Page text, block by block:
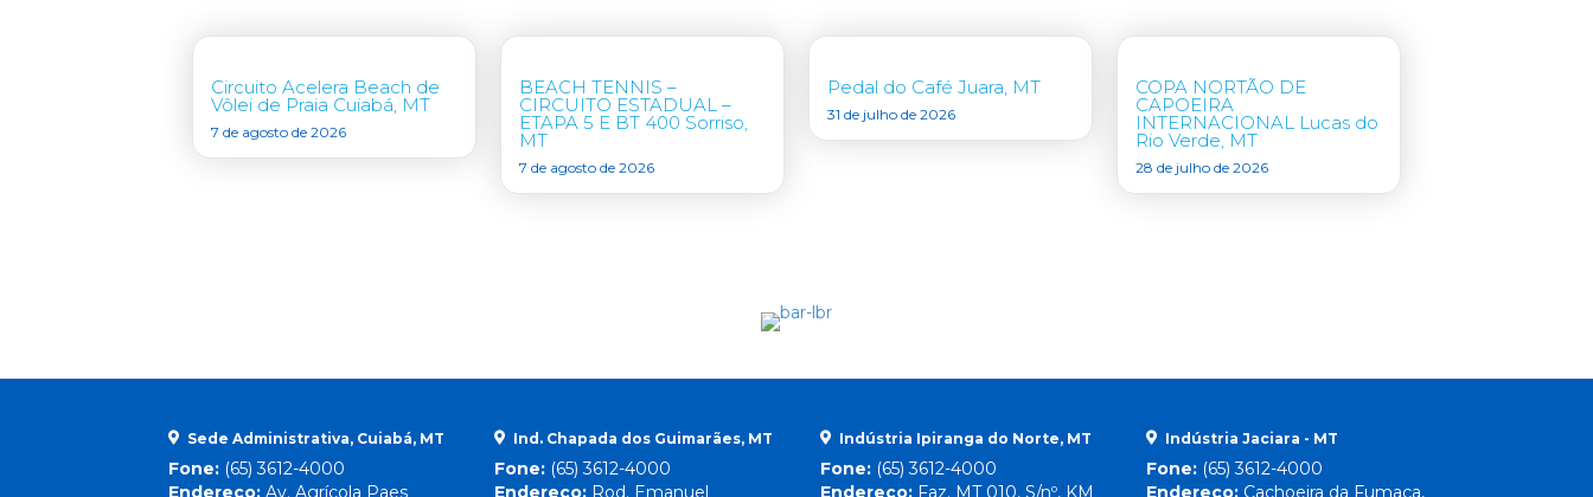
Circuito Acelera Beach de
Vôlei de Praia Cuiabá, MT
7 de agosto de 2026
BEACH TENNIS –
CIRCUITO ESTADUAL –
ETAPA 5 E BT 400 Sorriso,
MT
7 de agosto de 2026
Pedal do Café Juara, MT
31 de julho de 2026
COPA NORTÃO DE
CAPOEIRA
INTERNACIONAL Lucas do
Rio Verde, MT
28 de julho de 2026
Sede Administrativa, Cuiabá, MT
Fone: (65) 3612-4000
Endereço: Av. Agrícola Paes
Ind. Chapada dos Guimarães, MT
Fone: (65) 3612-4000
Endereço: Rod. Emanuel
Indústria Ipiranga do Norte, MT
Fone: (65) 3612-4000
Endereço: Faz. MT 010, S/nº, KM
Indústria Jaciara - MT
Fone: (65) 3612-4000
Endereço: Cachoeira da Fumaça,